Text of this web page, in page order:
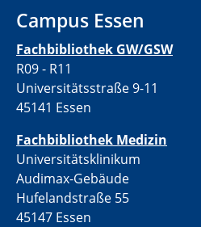
Campus Essen
Fachbibliothek GW/GSW
R09 - R11
Universitätsstraße 9-11
45141 Essen
Fachbibliothek Medizin
Universitätsklinikum
Audimax-Gebäude
Hufelandstraße 55
45147 Essen